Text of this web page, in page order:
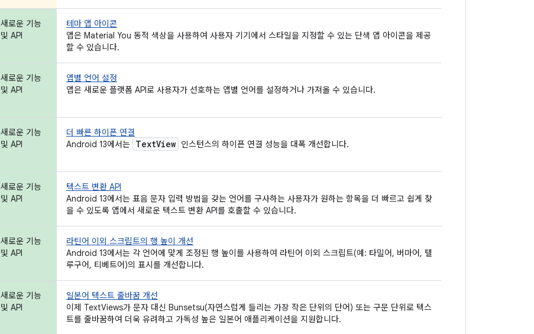
새로운 기능
및 API
테마 앱 아이콘
앱은 Material You 동적 색상을 사용하여 사용자 기기에서 스타일을 지정할 수 있는 단색 앱 아이콘을 제공
할 수 있습니다.
새로운 기능
및 API
앱별 언어 설정
앱은 새로운 플랫폼 API로 사용자가 선호하는 앱별 언어를 설정하거나 가져올 수 있습니다.
새로운 기능
및 API
더 빠른 하이픈 연결
Android 13에서는 TextView 인스턴스의 하이픈 연결 성능을 대폭 개선합니다.
새로운 기능
및 API
텍스트 변환 API
Android 13에서는 표음 문자 입력 방법을 갖는 언어를 구사하는 사용자가 원하는 항목을 더 빠르고 쉽게 찾
을 수 있도록 앱에서 새로운 텍스트 변환 API를 호출할 수 있습니다.
새로운 기능
및 API
라틴어 이외 스크립트의 행 높이 개선
Android 13에서는 각 언어에 맞게 조정된 행 높이를 사용하여 라틴어 이외 스크립트(예: 타밀어, 버마어, 텔
루구어, 티베트어)의 표시를 개선합니다.
새로운 기능
및 API
일본어 텍스트 줄바꿈 개선
이제 TextViews가 문자 대신 Bunsetsu(자연스럽게 들리는 가장 작은 단위의 단어) 또는 구문 단위로 텍스
트를 줄바꿈하여 더욱 유려하고 가독성 높은 일본어 애플리케이션을 지원합니다.